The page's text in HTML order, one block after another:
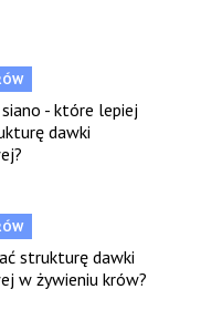
siano - które lepiej
dawki
strukturę dawki
w żywieniu krów?